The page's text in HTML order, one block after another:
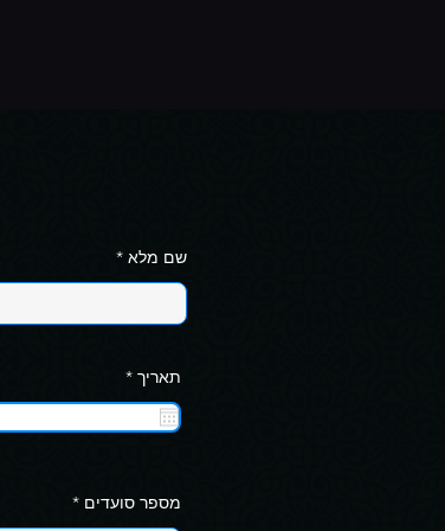
שם מלא
תאריך *
r
q
u
מספר סועדים